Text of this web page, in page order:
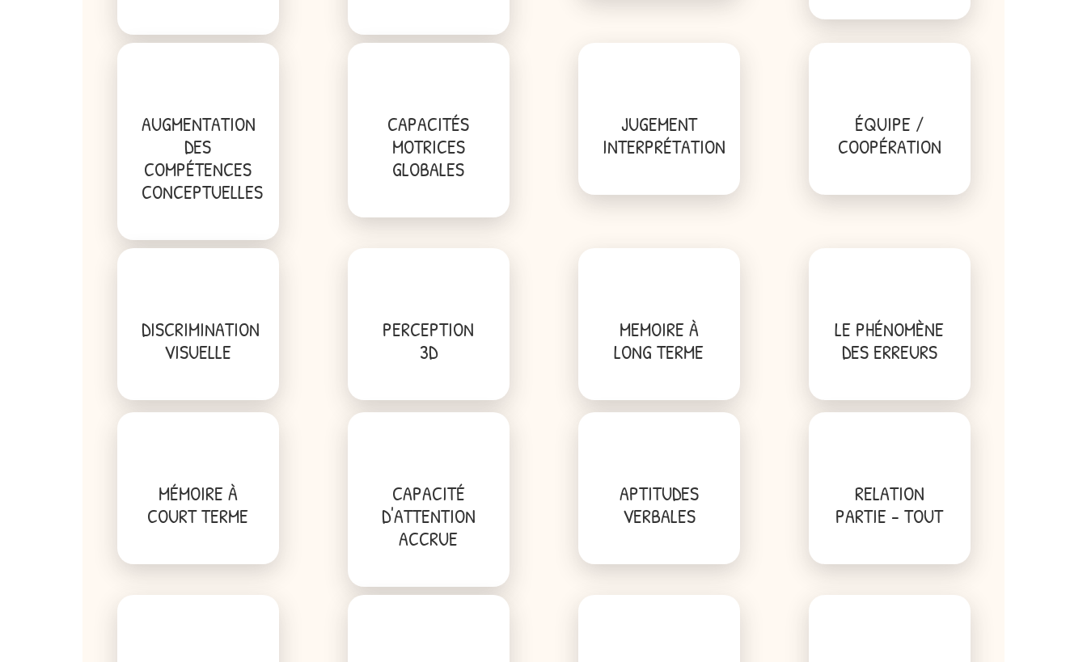
AUGMENTATION
DES
COMPÉTENCES
CONCEPTUELLES
CAPACITÉS
MOTRICES
GLOBALES
JUGEMENT
INTERPRÉTATION
ÉQUIPE /
COOPÉRATION
DISCRIMINATION
VISUELLE
PERCEPTION
3D
MEMOIRE À
LONG TERME
LE PHÉNOMÈNE
DES ERREURS
MÉMOIRE À
COURT TERME
CAPACITÉ
D'ATTENTION
ACCRUE
APTITUDES
VERBALES
RELATION
PARTIE - TOUT